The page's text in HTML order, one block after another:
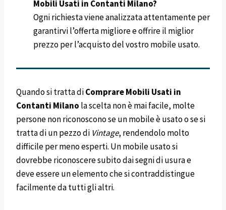
Mobili Usati in Contanti Milano?
Ogni richiesta viene analizzata attentamente per
garantirvi l’offerta migliore e offrire il miglior
prezzo per l’acquisto del vostro mobile usato.
Quando si tratta diComprare Mobili Usati in
Contanti Milano la scelta non è mai facile, molte
persone non riconoscono se un mobile è usato o se si
tratta di un pezzo di Vintage, rendendolo molto
difficile per meno esperti. Un mobile usato si
dovrebbe riconoscere subito dai segni di usura e
deve essere un elemento che si contraddistingue
facilmente da tutti gli altri.